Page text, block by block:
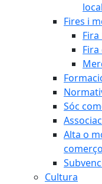
local
Fires i
Fira
Sóc
Alta o
Cultura